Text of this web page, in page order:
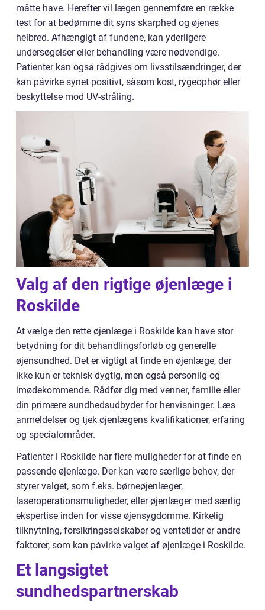
måtte have. Herefter vil lægen gennemføre en række
test for at bedømme dit syns skarphed og øjenes
helbred. Afhængigt af fundene, kan yderligere
undersøgelser eller behandling være nødvendige.
Patienter kan også rådgives om livsstilsændringer, der
kan påvirke synet positivt, såsom kost, rygeophør eller
beskyttelse mod UV-stråling.
Valg af den rigtige øjenlæge i
Roskilde
At vælge den rette øjenlæge i Roskilde kan have stor
betydning for dit behandlingsforløb og generelle
øjensundhed. Det er vigtigt at finde en øjenlæge, der
ikke kun er teknisk dygtig, men også personlig og
imødekommende. Rådfør dig med venner, familie eller
din primære sundhedsudbyder for henvisninger. Læs
anmeldelser og tjek øjenlægens kvalifikationer, erfaring
og specialområder.
Patienter i Roskilde har flere muligheder for at finde en
passende øjenlæge. Der kan være særlige behov, der
styrer valget, som f.eks. børneøjenlæger,
laseroperationsmuligheder, eller øjenlæger med særlig
ekspertise inden for visse øjensygdomme. Kirkelig
tilknytning, forsikringsselskaber og ventetider er andre
faktorer, som kan påvirke valget af øjenlæge i Roskilde.
Et langsigtet
sundhedspartnerskab